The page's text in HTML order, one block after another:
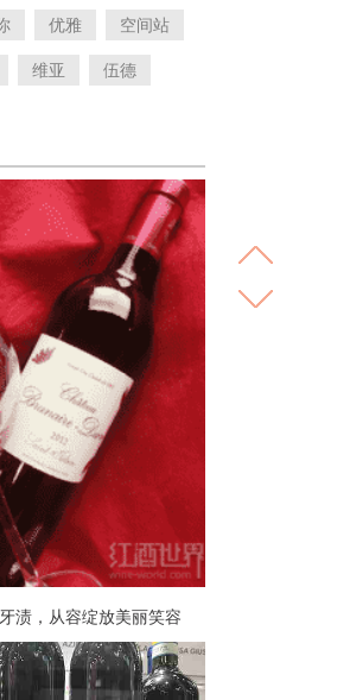
优雅 空间站
维亚 伍德
渍，从容绽放美丽笑容